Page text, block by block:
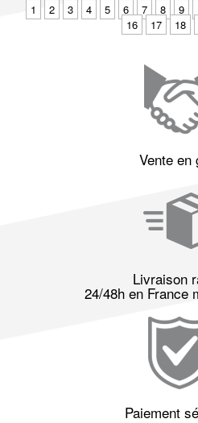
1 2 3 4 5 6 7 8 9
16
17 18
Vente en
Livraison
24/48h en France
Paiement